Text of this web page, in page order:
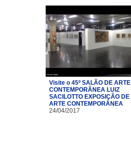
Visite o 45º SALÃO DE ARTE
CONTEMPORÂNEA LUIZ
SACILOTTO EXPOSIÇÃO DE
ARTE CONTEMPORÂNEA
24/04/2017